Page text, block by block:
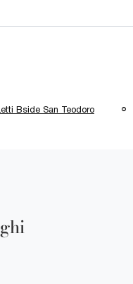
Bside San Teodoro